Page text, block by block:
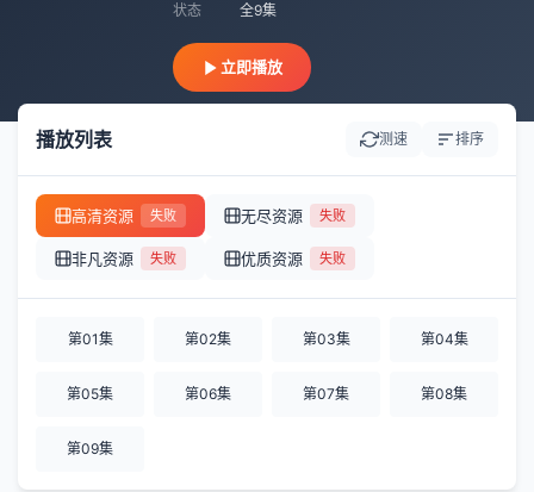
状态
全9集
立即播放
播放列表 测速 排序
高清资源 失败 无尽资源 失败
非凡资源 失败 优质资源 失败
第01集 第02集 第03集 第04集
第05集 第06集 第07集 第08集
第09集